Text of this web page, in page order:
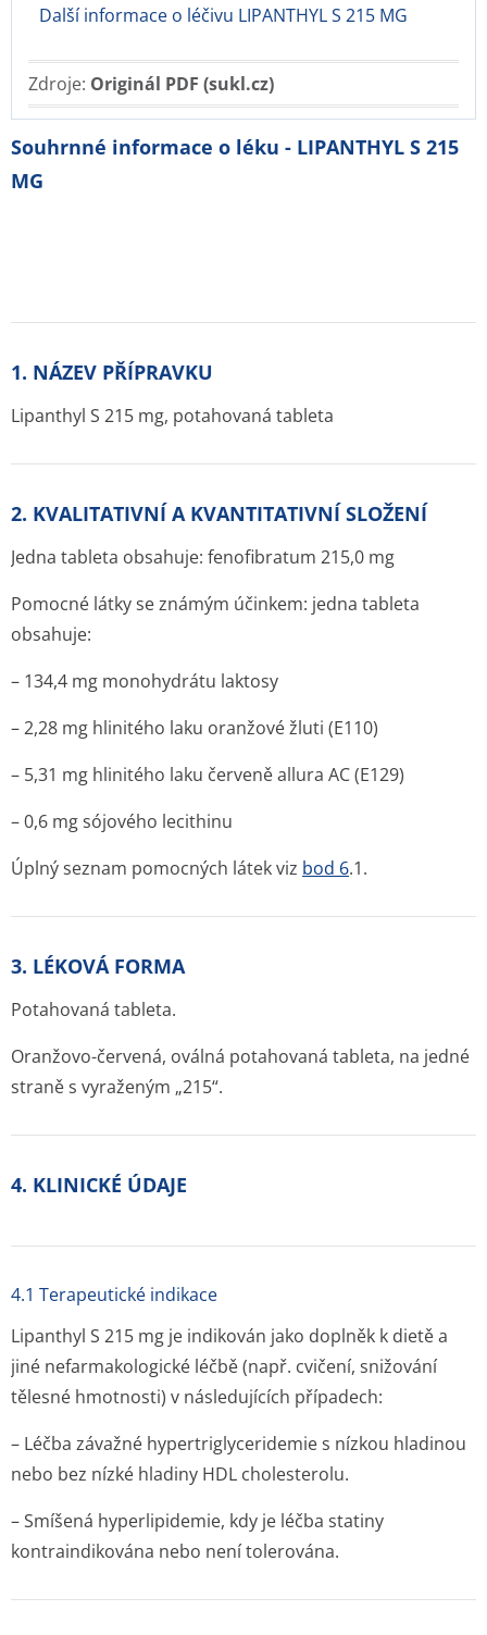
Další informace o léčivu LIPANTHYL S 215 MG
Zdroje: Originál PDF (sukl.cz)
Souhrnné informace o léku - LIPANTHYL S 215
MG
1. NÁZEV PŘÍPRAVKU
Lipanthyl S 215 mg, potahovaná tableta
2. KVALITATIVNÍ A KVANTITATIVNÍ SLOŽENÍ
Jedna tableta obsahuje: fenofibratum 215,0 mg
Pomocné látky se známým účinkem: jedna tableta
obsahuje:
– 134,4 mg monohydrátu laktosy
– 2,28 mg hlinitého laku oranžové žluti (E110)
– 5,31 mg hlinitého laku červeně allura AC (E129)
– 0,6 mg sójového lecithinu
Úplný seznam pomocných látek viz bod 6.1.
3. LÉKOVÁ FORMA
Potahovaná tableta.
Oranžovo-červená, oválná potahovaná tableta, na jedné
straně s vyraženým „215“.
4. KLINICKÉ ÚDAJE
4.1 Terapeutické indikace
Lipanthyl S 215 mg je indikován jako doplněk k dietě a
jiné nefarmakologické léčbě (např. cvičení, snižování
tělesné hmotnosti) v následujících případech:
– Léčba závažné hypertriglyce­ridemie s nízkou hladinou
nebo bez nízké hladiny HDL cholesterolu.
– Smíšená hyperlipidemie, kdy je léčba statiny
kontraindikována nebo není tolerována.